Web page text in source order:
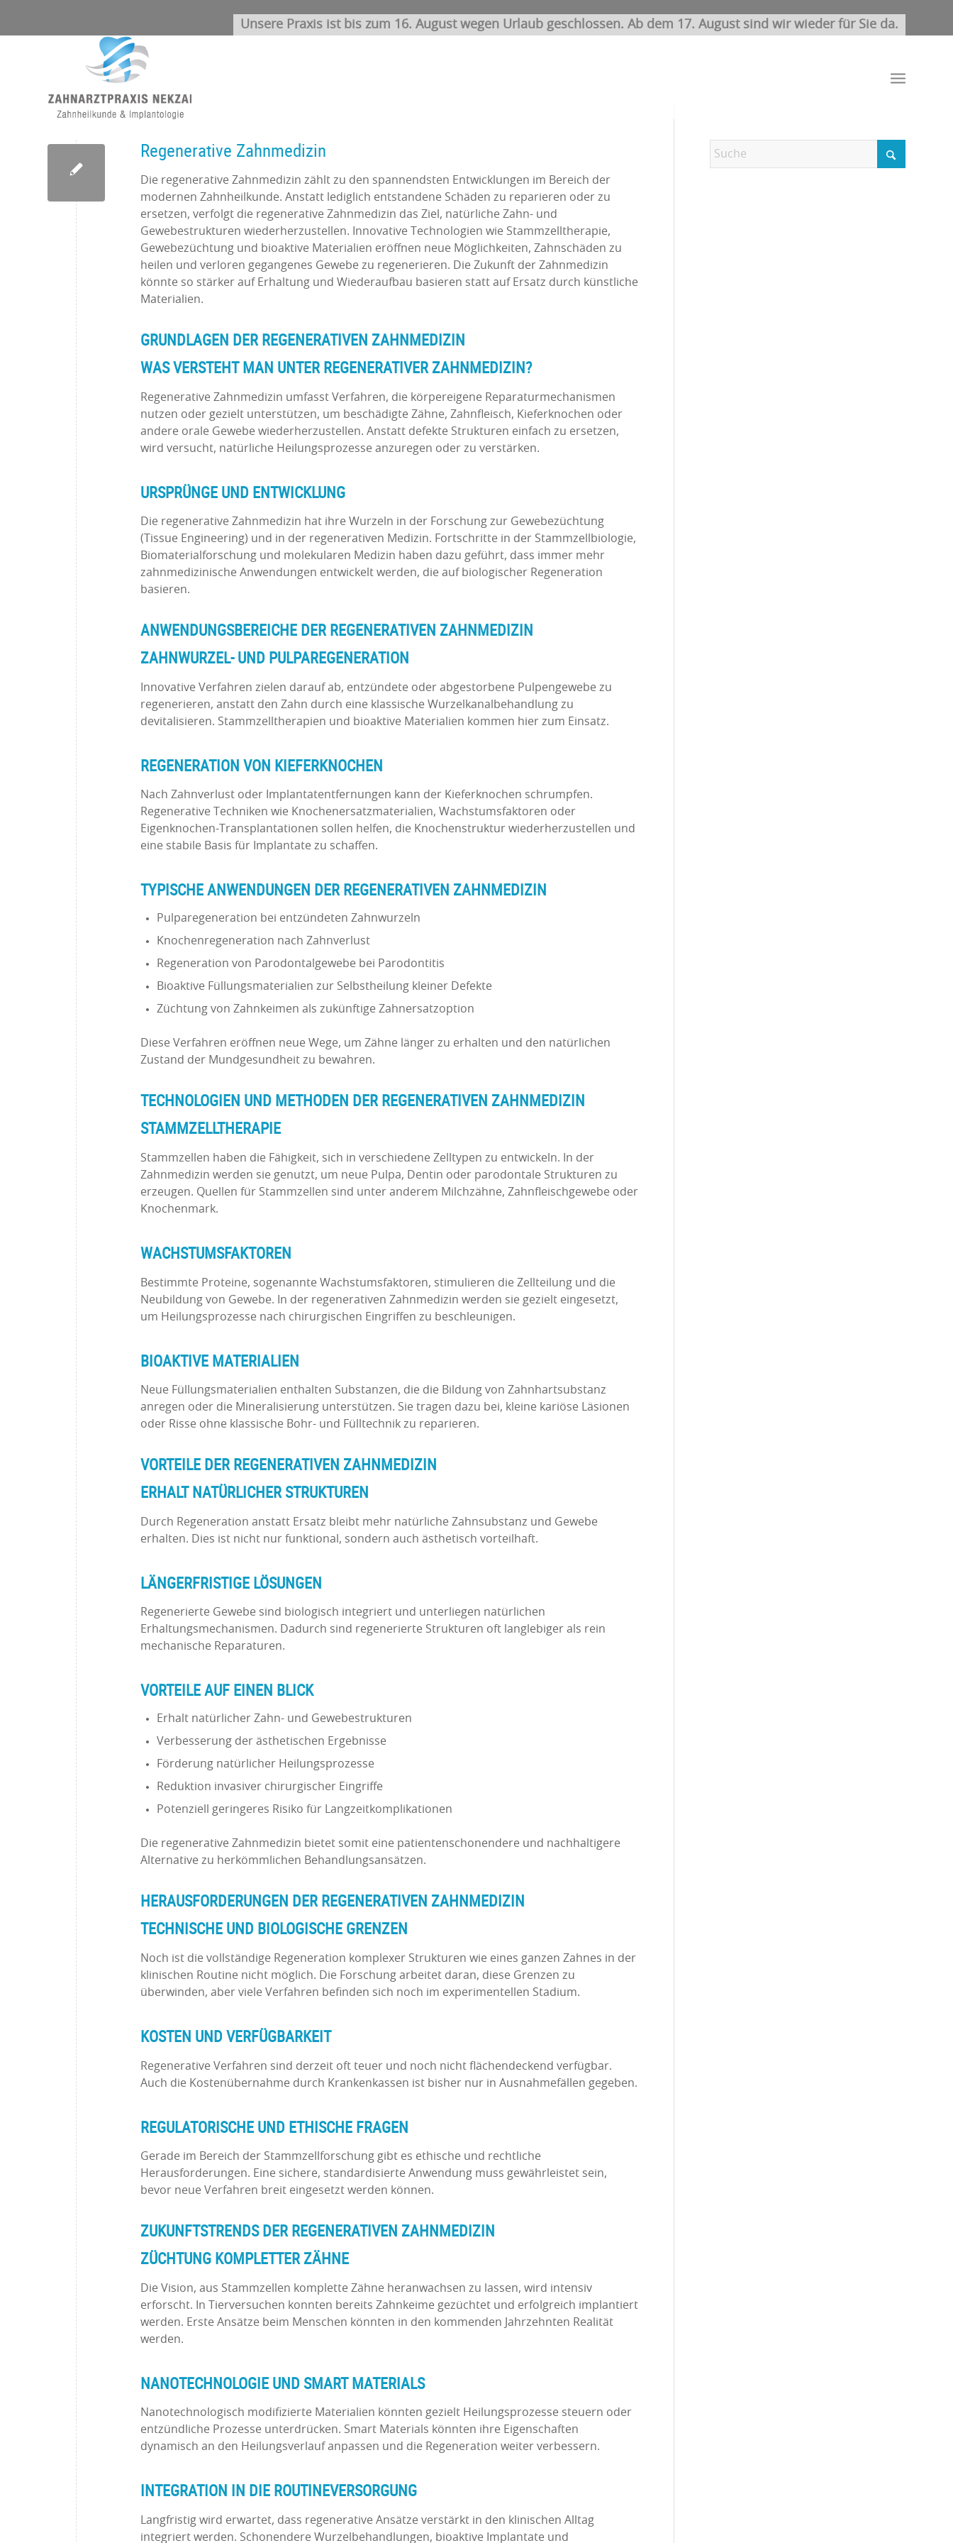
Unsere Praxis ist bis zum 16. August wegen Urlaub geschlossen. Ab dem 17. August sind wir wieder für Sie da.
Regenerative Zahnmedizin
Die regenerative Zahnmedizin zählt zu den spannendsten Entwicklungen im Bereich der
modernen Zahnheilkunde. Anstatt lediglich entstandene Schäden zu reparieren oder zu
ersetzen, verfolgt die regenerative Zahnmedizin das Ziel, natürliche Zahn- und
Gewebestrukturen wiederherzustellen. Innovative Technologien wie Stammzelltherapie,
Gewebezüchtung und bioaktive Materialien eröffnen neue Möglichkeiten, Zahnschäden zu
heilen und verloren gegangenes Gewebe zu regenerieren. Die Zukunft der Zahnmedizin
könnte so stärker auf Erhaltung und Wiederaufbau basieren statt auf Ersatz durch künstliche
Materialien.
GRUNDLAGEN DER REGENERATIVEN ZAHNMEDIZIN
WAS VERSTEHT MAN UNTER REGENERATIVER ZAHNMEDIZIN?
Regenerative Zahnmedizin umfasst Verfahren, die körpereigene Reparaturmechanismen
nutzen oder gezielt unterstützen, um beschädigte Zähne, Zahnfleisch, Kieferknochen oder
andere orale Gewebe wiederherzustellen. Anstatt defekte Strukturen einfach zu ersetzen,
wird versucht, natürliche Heilungsprozesse anzuregen oder zu verstärken.
URSPRÜNGE UND ENTWICKLUNG
Die regenerative Zahnmedizin hat ihre Wurzeln in der Forschung zur Gewebezüchtung
(Tissue Engineering) und in der regenerativen Medizin. Fortschritte in der Stammzellbiologie,
Biomaterialforschung und molekularen Medizin haben dazu geführt, dass immer mehr
zahnmedizinische Anwendungen entwickelt werden, die auf biologischer Regeneration
basieren.
ANWENDUNGSBEREICHE DER REGENERATIVEN ZAHNMEDIZIN
ZAHNWURZEL- UND PULPAREGENERATION
Innovative Verfahren zielen darauf ab, entzündete oder abgestorbene Pulpengewebe zu
regenerieren, anstatt den Zahn durch eine klassische Wurzelkanalbehandlung zu
devitalisieren. Stammzelltherapien und bioaktive Materialien kommen hier zum Einsatz.
REGENERATION VON KIEFERKNOCHEN
Nach Zahnverlust oder Implantatentfernungen kann der Kieferknochen schrumpfen.
Regenerative Techniken wie Knochenersatzmaterialien, Wachstumsfaktoren oder
Eigenknochen-Transplantationen sollen helfen, die Knochenstruktur wiederherzustellen und
eine stabile Basis für Implantate zu schaffen.
TYPISCHE ANWENDUNGEN DER REGENERATIVEN ZAHNMEDIZIN
Pulparegeneration bei entzündeten Zahnwurzeln
Knochenregeneration nach Zahnverlust
Regeneration von Parodontalgewebe bei Parodontitis
Bioaktive Füllungsmaterialien zur Selbstheilung kleiner Defekte
Züchtung von Zahnkeimen als zukünftige Zahnersatzoption
Diese Verfahren eröffnen neue Wege, um Zähne länger zu erhalten und den natürlichen
Zustand der Mundgesundheit zu bewahren.
TECHNOLOGIEN UND METHODEN DER REGENERATIVEN ZAHNMEDIZIN
STAMMZELLTHERAPIE
Stammzellen haben die Fähigkeit, sich in verschiedene Zelltypen zu entwickeln. In der
Zahnmedizin werden sie genutzt, um neue Pulpa, Dentin oder parodontale Strukturen zu
erzeugen. Quellen für Stammzellen sind unter anderem Milchzähne, Zahnfleischgewebe oder
Knochenmark.
WACHSTUMSFAKTOREN
Bestimmte Proteine, sogenannte Wachstumsfaktoren, stimulieren die Zellteilung und die
Neubildung von Gewebe. In der regenerativen Zahnmedizin werden sie gezielt eingesetzt,
um Heilungsprozesse nach chirurgischen Eingriffen zu beschleunigen.
BIOAKTIVE MATERIALIEN
Neue Füllungsmaterialien enthalten Substanzen, die die Bildung von Zahnhartsubstanz
anregen oder die Mineralisierung unterstützen. Sie tragen dazu bei, kleine kariöse Läsionen
oder Risse ohne klassische Bohr- und Fülltechnik zu reparieren.
VORTEILE DER REGENERATIVEN ZAHNMEDIZIN
ERHALT NATÜRLICHER STRUKTUREN
Durch Regeneration anstatt Ersatz bleibt mehr natürliche Zahnsubstanz und Gewebe
erhalten. Dies ist nicht nur funktional, sondern auch ästhetisch vorteilhaft.
LÄNGERFRISTIGE LÖSUNGEN
Regenerierte Gewebe sind biologisch integriert und unterliegen natürlichen
Erhaltungsmechanismen. Dadurch sind regenerierte Strukturen oft langlebiger als rein
mechanische Reparaturen.
VORTEILE AUF EINEN BLICK
Erhalt natürlicher Zahn- und Gewebestrukturen
Verbesserung der ästhetischen Ergebnisse
Förderung natürlicher Heilungsprozesse
Reduktion invasiver chirurgischer Eingriffe
Potenziell geringeres Risiko für Langzeitkomplikationen
Die regenerative Zahnmedizin bietet somit eine patientenschonendere und nachhaltigere
Alternative zu herkömmlichen Behandlungsansätzen.
HERAUSFORDERUNGEN DER REGENERATIVEN ZAHNMEDIZIN
TECHNISCHE UND BIOLOGISCHE GRENZEN
Noch ist die vollständige Regeneration komplexer Strukturen wie eines ganzen Zahnes in der
klinischen Routine nicht möglich. Die Forschung arbeitet daran, diese Grenzen zu
überwinden, aber viele Verfahren befinden sich noch im experimentellen Stadium.
KOSTEN UND VERFÜGBARKEIT
Regenerative Verfahren sind derzeit oft teuer und noch nicht flächendeckend verfügbar.
Auch die Kostenübernahme durch Krankenkassen ist bisher nur in Ausnahmefällen gegeben.
REGULATORISCHE UND ETHISCHE FRAGEN
Gerade im Bereich der Stammzellforschung gibt es ethische und rechtliche
Herausforderungen. Eine sichere, standardisierte Anwendung muss gewährleistet sein,
bevor neue Verfahren breit eingesetzt werden können.
ZUKUNFTSTRENDS DER REGENERATIVEN ZAHNMEDIZIN
ZÜCHTUNG KOMPLETTER ZÄHNE
Die Vision, aus Stammzellen komplette Zähne heranwachsen zu lassen, wird intensiv
erforscht. In Tierversuchen konnten bereits Zahnkeime gezüchtet und erfolgreich implantiert
werden. Erste Ansätze beim Menschen könnten in den kommenden Jahrzehnten Realität
werden.
NANOTECHNOLOGIE UND SMART MATERIALS
Nanotechnologisch modifizierte Materialien könnten gezielt Heilungsprozesse steuern oder
entzündliche Prozesse unterdrücken. Smart Materials könnten ihre Eigenschaften
dynamisch an den Heilungsverlauf anpassen und die Regeneration weiter verbessern.
INTEGRATION IN DIE ROUTINEVERSORGUNG
Langfristig wird erwartet, dass regenerative Ansätze verstärkt in den klinischen Alltag
integriert werden. Schonendere Wurzelbehandlungen, bioaktive Implantate und